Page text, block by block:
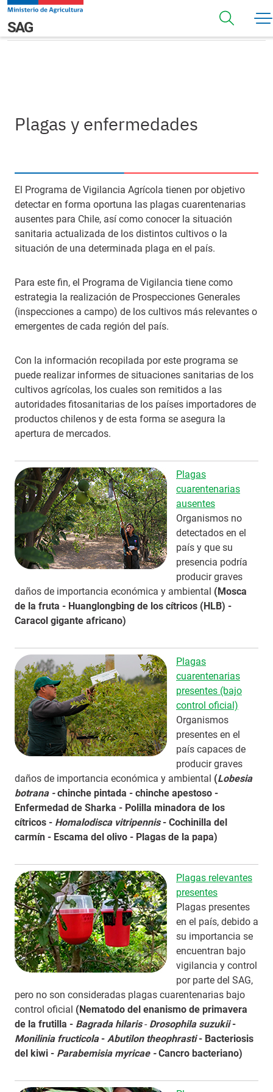
Pasar al contenido principal
Navegación principal
SAG
Plagas y enfermedades
Plagas y enfermedades
El Programa de Vigilancia Agrícola tienen por objetivo
detectar en forma oportuna las plagas cuarentenarias
ausentes para Chile, así como conocer la situación
sanitaria actualizada de los distintos cultivos o la
situación de una determinada plaga en el país.
Para este fin, el Programa de Vigilancia tiene como
estrategia la realización de Prospecciones Generales
(inspecciones a campo) de los cultivos más relevantes o
emergentes de cada región del país.
Con la información recopilada por este programa se
puede realizar informes de situaciones sanitarias de los
cultivos agrícolas, los cuales son remitidos a las
autoridades fitosanitarias de los países importadores de
productos chilenos y de esta forma se asegura la
apertura de mercados.
Plagas
cuarentenarias
ausentes
Organismos no
detectados en el
país y que su
presencia podría
producir graves
daños de importancia económica y ambiental (Mosca
de la fruta - Huanglongbing de los cítricos (HLB) -
Caracol gigante africano)
Plagas
cuarentenarias
presentes (bajo
control oficial)
Organismos
presentes en el
país capaces de
producir graves
daños de importancia económica y ambiental (Lobesia
botrana -chinche pintada - chinche apestoso -
Enfermedad de Sharka - Polilla minadora de los
cítricos - Homalodisca vitripennis- Cochinilla del
carmín - Escama del olivo - Plagas de la papa)
Plagas relevantes
presentes
Plagas presentes
en el país, debido a
su importancia se
encuentran bajo
vigilancia y control
por parte del SAG,
pero no son consideradas plagas cuarentenarias bajo
control oficial (Nematodo del enanismo de primavera
de la frutilla - Bagrada hilaris- Drosophila suzukii-
Monilinia fructicola- Abutilon theophrasti- Bacteriosis
del kiwi - Parabemisia myricae -Cancro bacteriano)